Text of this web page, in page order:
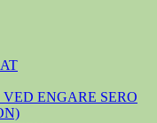
ENGARE SERO